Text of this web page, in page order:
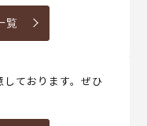
覧
ております。ぜひ